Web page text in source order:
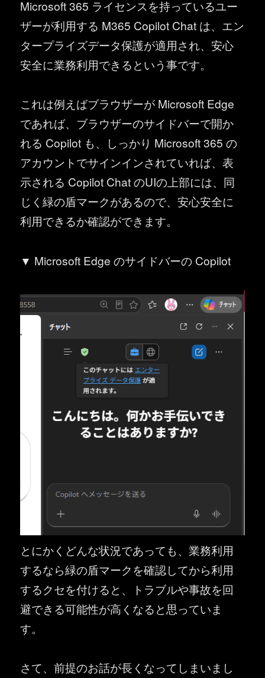
Microsoft 365 ライセンスを持っているユー
ザーが利用する M365 Copilot Chat は、エン
タープライズデータ保護が適用され、安心
安全に業務利用できるという事です。
これは例えばブラウザーが Microsoft Edge
であれば、ブラウザーのサイドバーで開か
れる Copilot も、しっかり Microsoft 365 の
アカウントでサインインされていれば、表
示される Copilot Chat のUIの上部には、同
じく緑の盾マークがあるので、安心安全に
利用できるか確認ができます。
▼ Microsoft Edge のサイドバーの Copilot
とにかくどんな状況であっても、業務利用
するなら緑の盾マークを確認してから利用
するクセを付けると、トラブルや事故を回
避できる可能性が高くなると思っていま
す。
さて、前提のお話が長くなってしまいまし